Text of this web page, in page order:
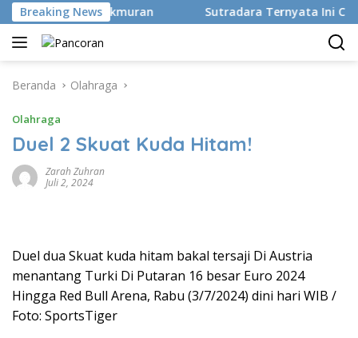
Langsung
ke
konten
Breaking News
Ahli Kemakmuran Sutradara Ternyata Ini Cinta
Beranda Olahraga
Olahraga
Duel 2 Skuat Kuda Hitam!
Zarah Zuhran
Juli 2, 2024
Duel dua Skuat kuda hitam bakal tersaji Di Austria
menantang Turki Di Putaran 16 besar Euro 2024
Hingga Red Bull Arena, Rabu (3/7/2024) dini hari WIB /
Foto: SportsTiger